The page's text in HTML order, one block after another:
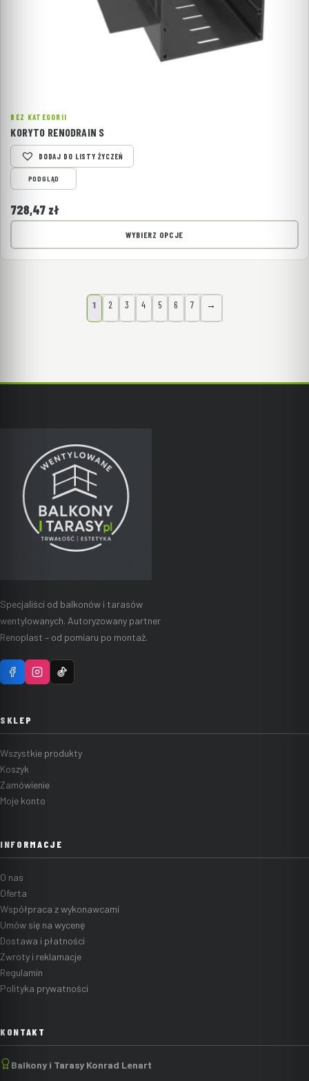
BEZ KATEGORII
KORYTO RENODRAIN S
DODAJ DO LISTY ŻYCZEŃ
PODGLĄD
728,47 zł
WYBIERZ OPCJE
1 2 3 4 5 6 7 →
Specjaliści od balkonów i tarasów
wentylowanych. Autoryzowany partner
Renoplast – od pomiaru po montaż.
SKLEP
Wszystkie produkty
Koszyk
Zamówienie
Moje konto
INFORMACJE
O nas
Oferta
Współpraca z wykonawcami
Umów się na wycenę
Dostawa i płatności
Zwroty i reklamacje
Regulamin
Polityka prywatności
KONTAKT
Balkony i Tarasy Konrad Lenart